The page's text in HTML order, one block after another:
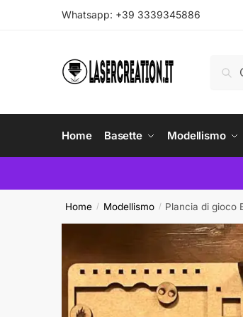
Whatsapp: +39 3339345886
Home Basette Modellismo
Home / Modellismo / Plancia di gioco